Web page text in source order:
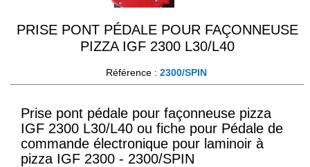
PRISE PONT PÉDALE POUR FAÇONNEUSE
PIZZA IGF 2300 L30/L40
Référence : 2300/SPIN
Prise pont pédale pour façonneuse pizza
IGF 2300 L30/L40 ou fiche pour Pédale de
commande électronique pour laminoir à
pizza IGF 2300 - 2300/SPIN